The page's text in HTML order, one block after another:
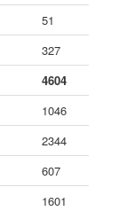
51
327
4604
1046
2344
607
1601